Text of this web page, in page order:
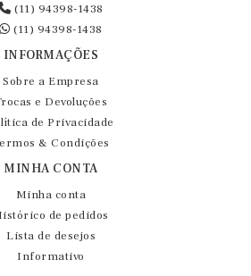
(11) 94398-1438
(11) 94398-1438
INFORMAÇÕES
Sobre a Empresa
e Devoluções
de Privacidade
& Condições
MINHA CONTA
Minha conta
de pedidos
Lista de desejos
Informativo